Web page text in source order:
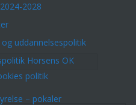
2028
uddannelsespolitik
Horsens OK
politik
– pokaler